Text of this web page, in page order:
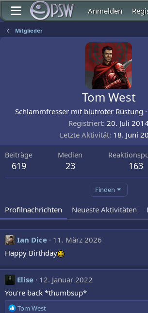
Anmelden
Mitglieder
Tom West
Schlammfresser mit blutroter Rüstung ·
Registriert 20. Juli
Letzte Aktivität 18. Juni
Beiträge
619
Medien
23 163
Finden
Profilnachrichten Neueste Aktivitäten
Ian Dice
11. März 2026
Happy Birthday
Elise
12. Januar 2022
You're back *thumbsup*
R
Tom West